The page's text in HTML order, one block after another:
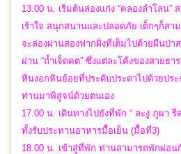
13.00 น. เริ่มต้นล่องแก่ง “คลองลำโลน”
เร้าใจ สนุกสนานและปลอดภัย เด็กๆก็สา
จะล่องผ่านสองฟากฝั่งที่เต็มไปด้วยผืนป่
ผ่าน “ถ้ำเจ็ดคต” ซึ่งแต่ละโค้งของสายธา
หินงอกหินย้อยที่ประดับประดาไปด้วยประ
ท่านมาพิสูจน์ด้วยตนเอง
17.00 น. เดินทางไปยังที่พัก “ ละงู ภูผา
ทั้งรับประทานอาหารมื้อเย็น (มื้อที่3)
18.00 น. เข้าสู่ที่พัก ท่านสามารถพักผ่อน